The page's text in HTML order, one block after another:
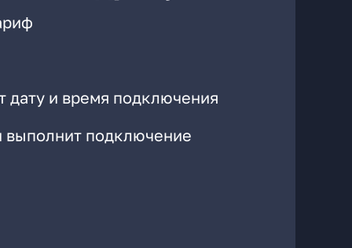
дату и время подключения
выполнит подключение